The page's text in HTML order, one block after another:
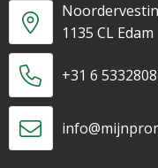
1135 CL Edam
+31 6